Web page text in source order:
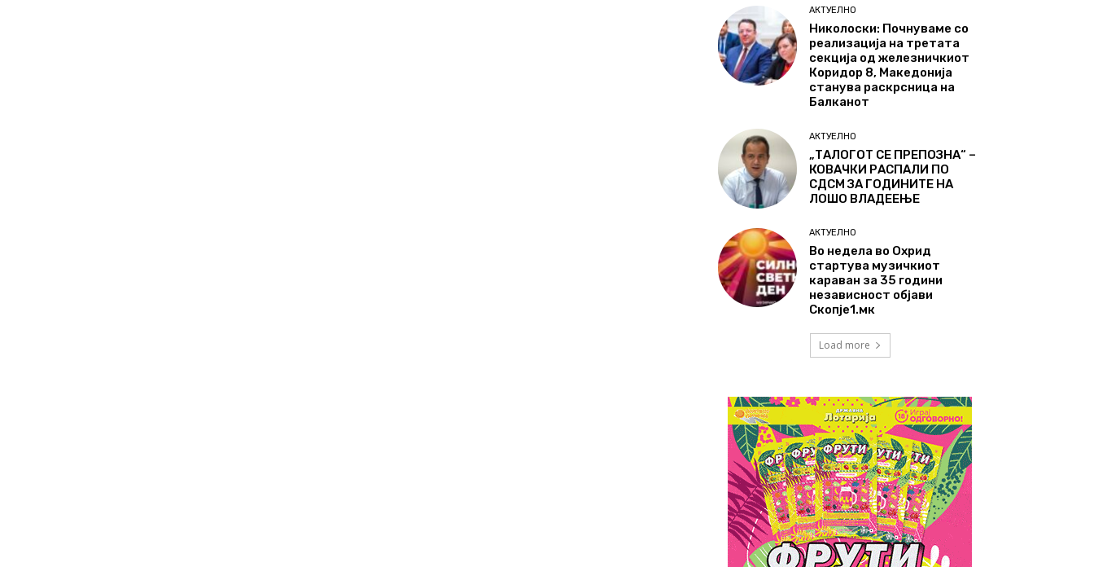
АКТУЕЛНО
Николоски: Почнуваме со
реализација на третата
секција од железничкиот
Коридор 8, Македонија
станува раскрсница на
Балканот
АКТУЕЛНО
„ТАЛОГОТ СЕ ПРЕПОЗНА“ –
КОВАЧКИ РАСПАЛИ ПО
СДСМ ЗА ГОДИНИТЕ НА
ЛОШО ВЛАДЕЕЊЕ
АКТУЕЛНО
Во недела во Охрид
стартува музичкиот
караван за 35 години
независност објави
Скопје1.мк
Load more